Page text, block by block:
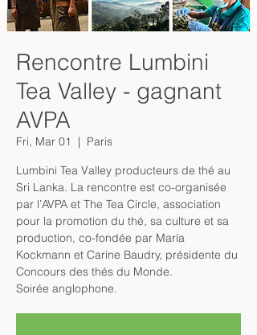
Rencontre Lumbini
Tea Valley - gagnant
AVPA
Fri, Mar 01
  |
Paris
Lumbini Tea Valley producteurs de thé au
Sri Lanka. La rencontre est co-organisée
par l’AVPA et The Tea Circle, association
pour la promotion du thé, sa culture et sa
production, co-fondée par María
Kockmann et Carine Baudry, présidente du
Concours des thés du Monde.
Soirée anglophone.